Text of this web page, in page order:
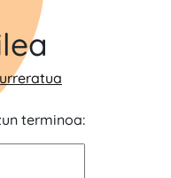
terminoa: